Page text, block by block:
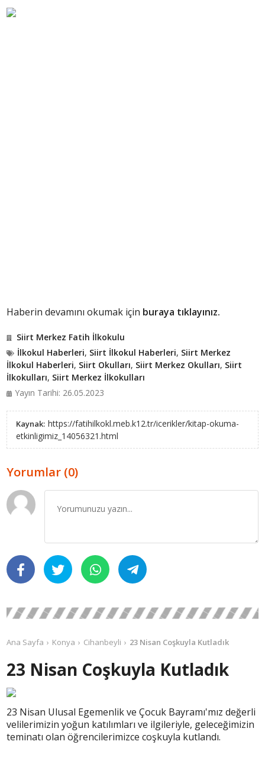
Haberin devamını okumak için buraya tıklayınız.
Siirt Merkez Fatih İlkokulu
İlkokul Haberleri, Siirt İlkokul Haberleri, Siirt Merkez
İlkokul Haberleri, Siirt Okulları, Siirt Merkez Okulları, Siirt
İlkokulları, Siirt Merkez İlkokulları
Yayın Tarihi: 26.05.2023
Kaynak: https://fatihilkokl.meb.k12.tr/icerikler/kitap-okuma-
etkinligimiz_14056321.html
Yorumlar (0)
Ana Sayfa Konya Cihanbeyli 23 Nisan Coşkuyla Kutladık
23 Nisan Coşkuyla Kutladık
23 Nisan Ulusal Egemenlik ve Çocuk Bayramı'mız değerli
velilerimizin yoğun katılımları ve ilgileriyle, geleceğimizin
teminatı olan öğrencilerimizce coşkuyla kutlandı.